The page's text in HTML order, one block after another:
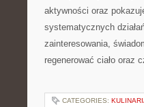
aktywności oraz
systematycznych
zainteresowania,
regenerować ciało oraz
CATEGORIES: